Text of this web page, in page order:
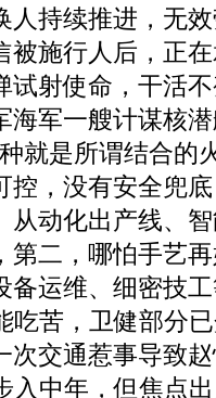
人持续推进，无
被施行人后，正
试射使命，干活
海军一艘计谋核
就是所谓结合的
控，没有安全兜
从动化出产线、
第二，哪怕手艺
备运维、细密技
吃苦，卫健部分
次交通惹事导致
入中年，但焦点